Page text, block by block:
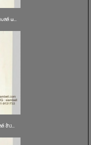
บลล์ พ...
ช้าง...